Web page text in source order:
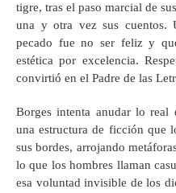
tigre, tras el paso marcial de
una y otra vez sus cuentos.
pecado fue no ser feliz y
estética por excelencia.
convirtió en el Padre de las
Borges intenta anudar lo real
una estructura de ficción que
sus bordes, arrojando
lo que los hombres llaman
esa voluntad invisible de los